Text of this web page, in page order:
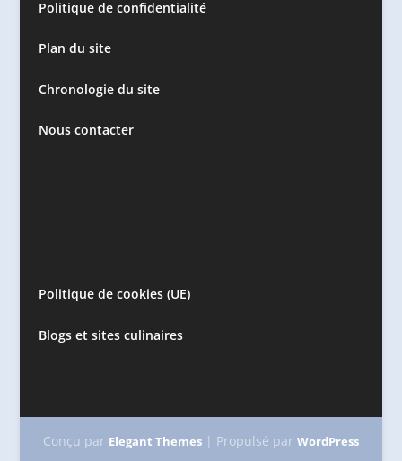
Politique de confidentialité
Plan du site
Chronologie du site
Nous contacter
Politique de cookies (UE)
Blogs et sites culinaires
Conçu par Elegant Themes| Propulsé par WordPress